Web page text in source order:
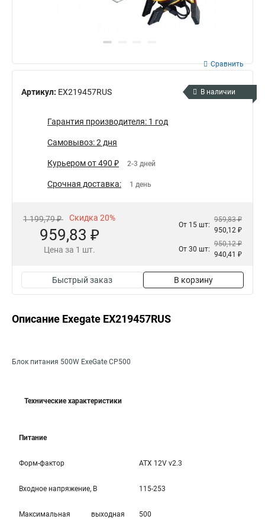
Артикул: EX219457RUS
Сравнить
В наличии
Гарантия производителя: 1 год
Самовывоз: 2 дня
Курьером от 490 ₽ 2-3 дней
Срочная доставка: 1 день
1 199,79 ₽ Скидка 20%
959,83 ₽
Цена за 1 шт.
От 15 шт:
959,83 ₽
950,12 ₽
От 30 шт:
950,12 ₽
940,41 ₽
Быстрый заказ В корзину
Описание Exegate EX219457RUS
Блок питания 500W ExeGate CP500
Технические характеристики
Питание
Форм-фактор ATX 12V v2.3
Входное напряжение, В 115-253
Максимальная выходная
500